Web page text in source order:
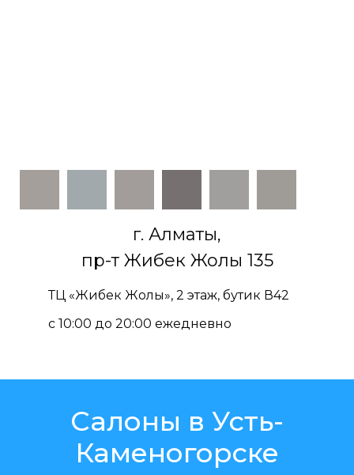
г. Алматы,
пр-т Жибек Жолы 135
ТЦ «Жибек Жолы», 2 этаж, бутик В42
с 10:00 до 20:00 ежедневно
Салоны в Усть-
Каменогорске